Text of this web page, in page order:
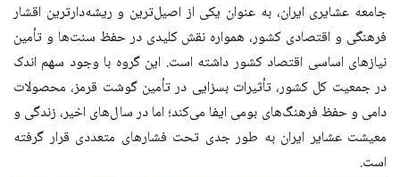
جامعه عشایری ایران، به عنوان یکی از اصیل‌ترین و ریشه‌دارترین اقشار
فرهنگی و اقتصادی کشور، همواره نقش کلیدی در حفظ سنت‌ها و تأمین
نیازهای اساسی اقتصاد کشور داشته است. این گروه با وجود سهم اندک
در جمعیت کل کشور، تأثیرات بسزایی در تأمین گوشت قرمز، محصولات
دامی و حفظ فرهنگ‌های بومی ایفا می‌کند؛ اما در سال‌های اخیر، زندگی و
معیشت عشایر ایران به طور جدی تحت فشارهای متعددی قرار گرفته
است.